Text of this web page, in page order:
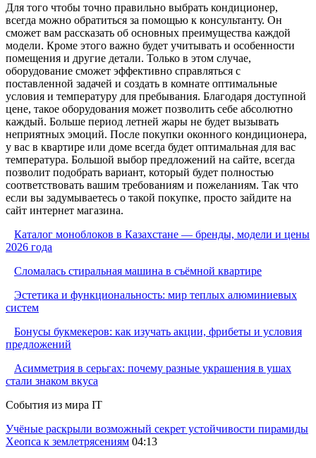
Для того чтобы точно правильно выбрать кондиционер,
всегда можно обратиться за помощью к консультанту. Он
сможет вам рассказать об основных преимущества каждой
модели. Кроме этого важно будет учитывать и особенности
помещения и другие детали. Только в этом случае,
оборудование сможет эффективно справляться с
поставленной задачей и создать в комнате оптимальные
условия и температуру для пребывания. Благодаря доступной
цене, такое оборудования может позволить себе абсолютно
каждый. Больше период летней жары не будет вызывать
неприятных эмоций. После покупки оконного кондиционера,
у вас в квартире или доме всегда будет оптимальная для вас
температура. Большой выбор предложений на сайте, всегда
позволит подобрать вариант, который будет полностью
соответствовать вашим требованиям и пожеланиям. Так что
если вы задумываетесь о такой покупке, просто зайдите на
сайт интернет магазина.
Каталог моноблоков в Казахстане — бренды, модели и цены
2026 года
Сломалась стиральная машина в съёмной квартире
Эстетика и функциональность: мир теплых алюминиевых
систем
Бонусы букмекеров: как изучать акции, фрибеты и условия
предложений
Асимметрия в серьгах: почему разные украшения в ушах
стали знаком вкуса
События из мира IT
Учёные раскрыли возможный секрет устойчивости пирамиды
Хеопса к землетрясениям 04:13